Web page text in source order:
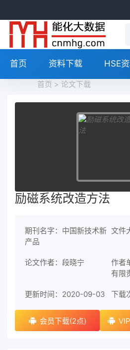
首页 资料下载 HSE
首页 > 论文下载
励磁系统改造方法
期刊名字：中国新技术新
产品
文件
论文作者：段晓宁
作者
有限
更新时间：2020-09-03 下载
会员下载(2点)